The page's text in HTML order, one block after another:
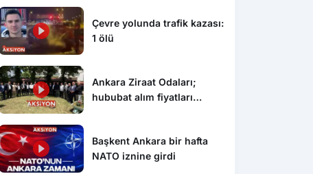
Çevre yolunda trafik kazası:
1 ölü
Ankara Ziraat Odaları;
hububat alım fiyatları
Başkent Ankara bir hafta
NATO iznine girdi